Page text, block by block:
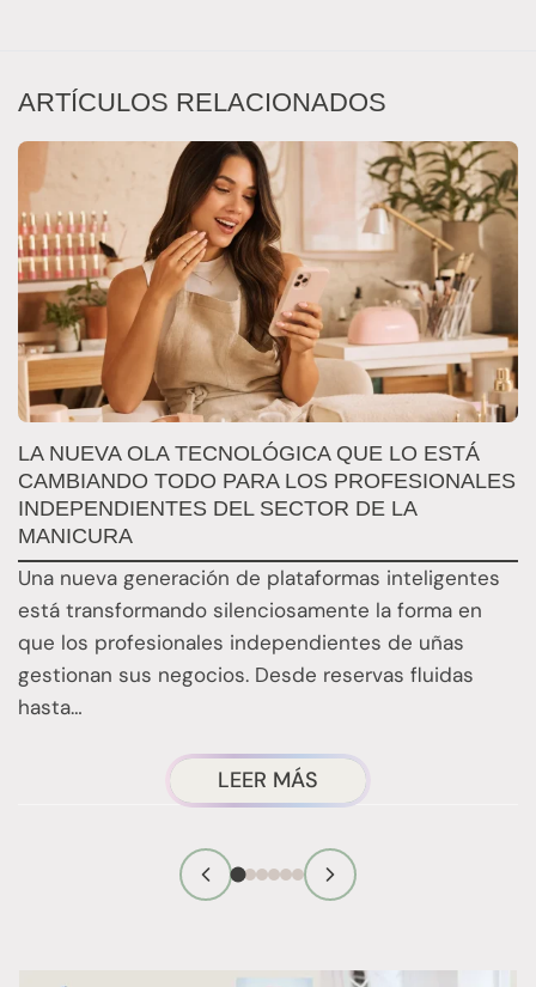
ARTÍCULOS RELACIONADOS
LA NUEVA OLA TECNOLÓGICA QUE LO ESTÁ
CAMBIANDO TODO PARA LOS PROFESIONALES
INDEPENDIENTES DEL SECTOR DE LA
MANICURA
Una nueva generación de plataformas inteligentes
está transformando silenciosamente la forma en
que los profesionales independientes de uñas
gestionan sus negocios. Desde reservas fluidas
hasta…
LEER MÁS ACERCA
DE
LA
NUEVA